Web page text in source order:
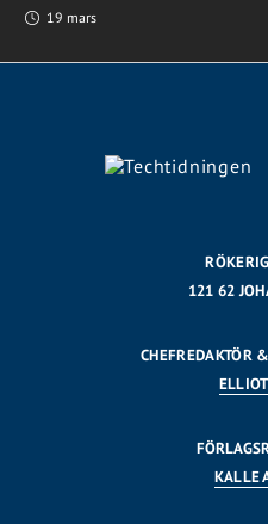
19 mars
121 62
CHEFREDAKTÖR
KALLE